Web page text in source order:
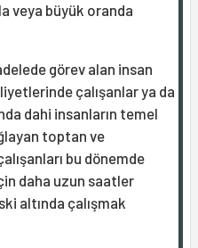
veya büyük oranda
görev alan insan
çalışanlar ya da
dahi insanların temel
toptan ve
bu dönemde
daha uzun saatler
altında çalışmak